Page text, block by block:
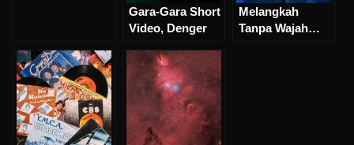
Gara-Gara Short
Video, Denger
Karuan”
Melangkah
Tanpa Wajah…